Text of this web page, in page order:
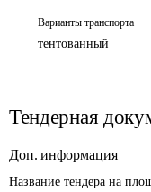
Варианты транспорта
тентованный
Тендерная
Доп. информация
Название тендера на